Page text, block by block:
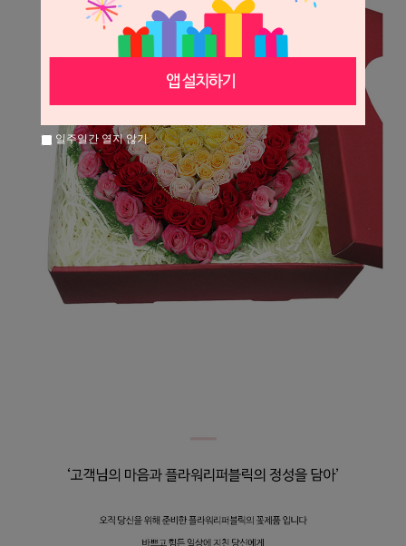
일주일간 열지 않기